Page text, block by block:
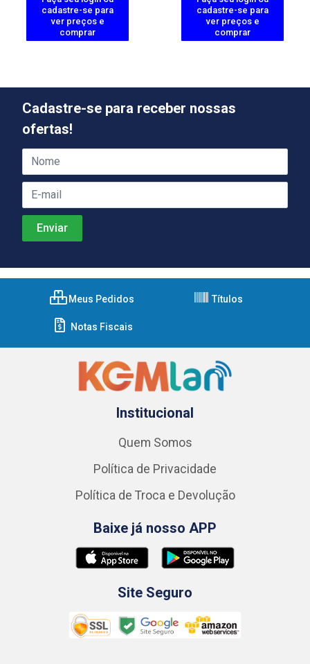
cadastre-se para
ver preços e
comprar
cadastre-se para
ver preços e
comprar
Cadastre-se para receber nossas
ofertas!
Meus Pedidos Títulos
Notas Fiscais
Institucional
Quem Somos
Política de Privacidade
Política de Troca e Devolução
Baixe já nosso APP
Site Seguro